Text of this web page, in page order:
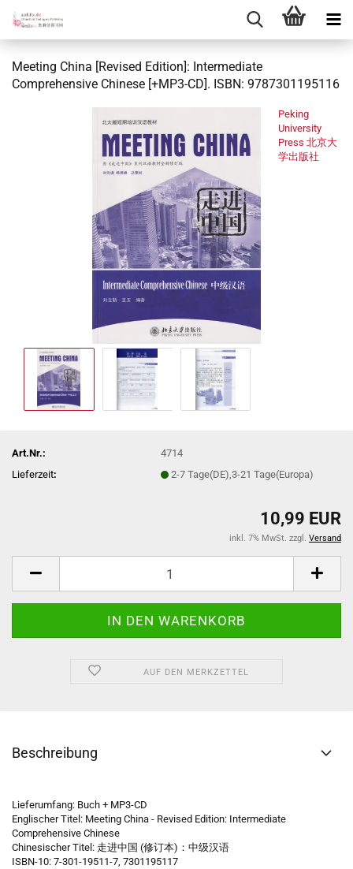
Meeting China [Revised Edition]: Intermediate
Comprehensive Chinese [+MP3-CD]. ISBN: 9787301195116
Peking
University
Press 北京大
学出版社
Art.Nr.:
4714
Lieferzeit: 2-7 Tage(DE),3-21 Tage(Europa)
10,99 EUR
inkl. 7% MwSt. zzgl. Versand
AUF DEN MERKZETTEL
Beschreibung
Lieferumfang: Buch + MP3-CD
Englischer Titel: Meeting China - Revised Edition: Intermediate
Comprehensive Chinese
Chinesischer Titel: 走进中国 (修订本)：中级汉语
ISBN-10: 7-301-19511-7, 7301195117